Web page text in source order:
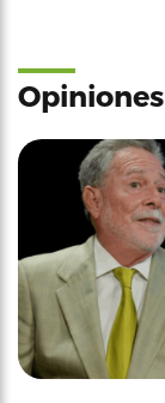
Opiniones